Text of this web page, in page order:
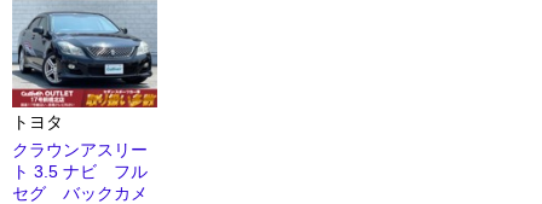
トヨタ
クラウンアスリー
ト 3.5 ナビ フル
セグ バックカメ